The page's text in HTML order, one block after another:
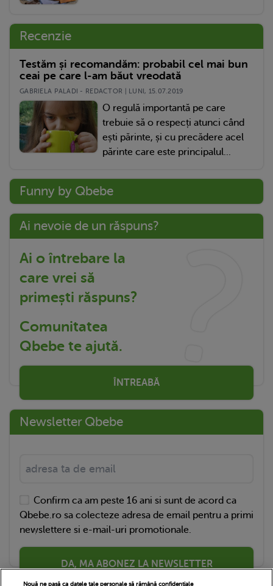
Recenzie
Testăm și recomandăm: probabil cel mai bun
ceai pe care l-am băut vreodată
GABRIELA PALADI - REDACTOR | LUNI, 15.07.2019
O regulă importantă pe care
trebuie să o respecți atunci când
ești părinte, și cu precădere acel
părinte care este principalul...
Funny by Qbebe
Ai nevoie de un răspuns?
Ai o întrebare la
care vrei să
primești răspuns?
Comunitatea
Qbebe te ajută.
ÎNTREABĂ
Newsletter Qbebe
Confirm ca am peste 16 ani si sunt de acord ca
Qbebe.ro sa colecteze adresa de email pentru a primi
newslettere si e-mail-uri promotionale.
DA, MA ABONEZ LA NEWSLETTER
Nouă ne pasă ca datele tale personale să rămână confidențiale